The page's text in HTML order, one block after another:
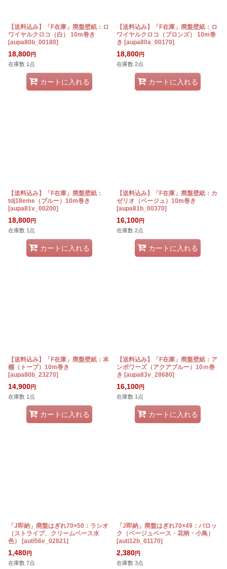
【送料込み】「F在庫」廃盤壁紙：ロ
ワイヤルクロコ（白） 10m巻き
[aupa80b_00180]
18,800円
在庫数 1点
カートに入れる
【送料込み】「F在庫」廃盤壁紙：ロ
ワイヤルクロコ（ブロンズ） 10m巻
き [aupa80a_00170]
18,800円
在庫数 2点
カートに入れる
【送料込み】「F在庫」廃盤壁紙：
tdj18eme（ブルー）10m巻き
[aupa81v_00200]
18,800円
在庫数 1点
カートに入れる
【送料込み】「F在庫」廃盤壁紙：カ
ゼリオ（ベージュ）10m巻き
[aupa81b_00370]
16,100円
在庫数 2点
カートに入れる
【送料込み】「F在庫」廃盤壁紙：本
棚（トープ）10m巻き
[aupa80b_23270]
14,900円
在庫数 1点
カートに入れる
【送料込み】「F在庫」廃盤壁紙：ア
ンボワーズ（アクアブルー）10ｍ巻
き [aupa83v_28680]
16,100円
在庫数 1点
カートに入れる
「J即納」廃盤はぎれ70×50：ラシオ
（ストライプ、クリームベース水
色）
[auti56v_02821]
1,480円
在庫数 7点
「J即納」廃盤はぎれ70×49：バロッ
ク（ベージュベース・花柄・小鳥）
[auti12b_01170]
2,380円
在庫数 3点